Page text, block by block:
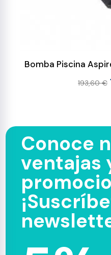
Bomba Piscina
193,60 €
Conoce
ventajas